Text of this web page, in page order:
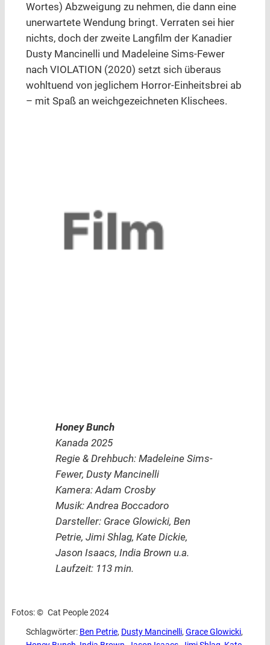
Wortes) Abzweigung zu nehmen, die dann eine
unerwartete Wendung bringt. Verraten sei hier
nichts, doch der zweite Langfilm der Kanadier
Dusty Mancinelli und Madeleine Sims-Fewer
nach VIOLATION (2020) setzt sich überaus
wohltuend von jeglichem Horror-Einheitsbrei ab
– mit Spaß an weichgezeichneten Klischees.
Honey Bunch
Kanada 2025
Regie & Drehbuch: Madeleine Sims-
Fewer, Dusty Mancinelli
Kamera: Adam Crosby
Musik: Andrea Boccadoro
Darsteller: Grace Glowicki, Ben
Petrie, Jimi Shlag, Kate Dickie,
Jason Isaacs, India Brown u.a.
Laufzeit: 113 min.
Fotos: © Cat People 2024
Schlagwörter: Ben Petrie, Dusty Mancinelli, Grace Glowicki